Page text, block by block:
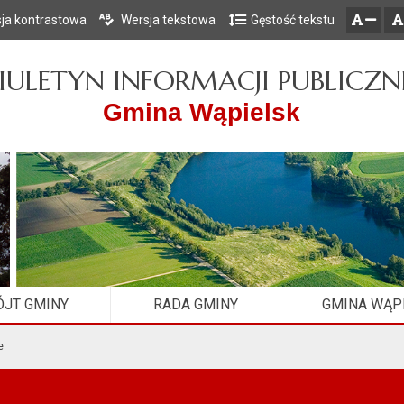
Przejdź do głównego menu
Przejdź do treści
Przejdź do mapy serwisu
kontrastowa Wersja tekstowa Gęstość tekstu
INFORMACJI
Gmina Wąpielsk
GMINY RADA GMINY GMINA